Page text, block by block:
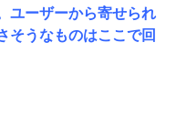
ユーザーから寄せられ
そうなものはここで回